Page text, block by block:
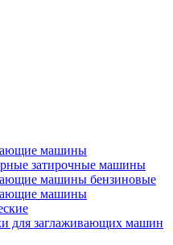
машины
затирочные машины
машины бензиновые
машины
для заглаживающих машин